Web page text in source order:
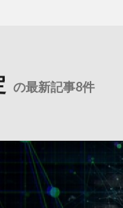
の最新記事8件